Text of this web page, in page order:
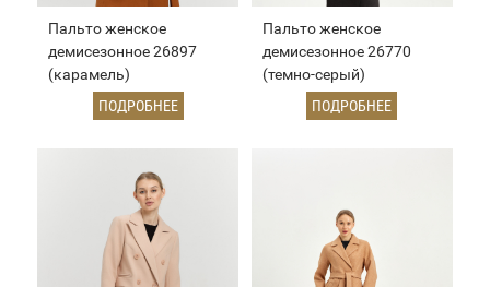
Пальто женское
демисезонное 26897
(карамель)
ПОДРОБНЕЕ
Пальто женское
демисезонное 26770
(темно-серый)
ПОДРОБНЕЕ